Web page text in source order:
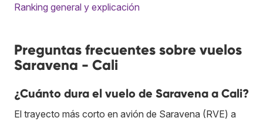
Ranking general y explicación
Preguntas frecuentes sobre vuelos
Saravena - Cali
¿Cuánto dura el vuelo de Saravena a Cali?
El trayecto más corto en avión de Saravena (RVE) a